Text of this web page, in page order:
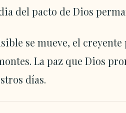
del pacto de Dios
se mueve, el
La paz que Dios
días.